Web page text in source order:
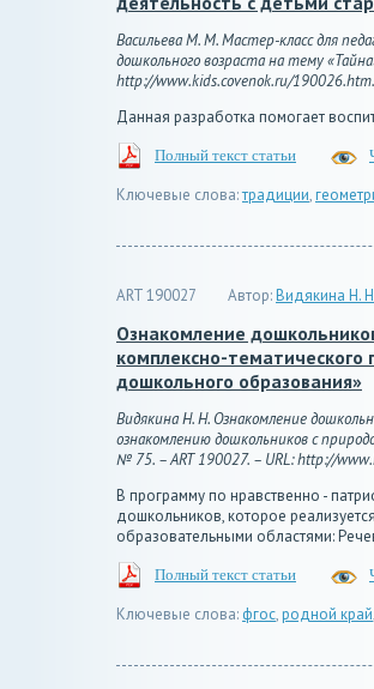
Васильева М. М. Мастер-класс для
дошкольного возраста на тему
http://www.kids.covenok.ru/
Данная разработка помогает
Полный текст статьи
Ключевые слова:традиции,
ART 190027 Автор:Видякина Н.
Ознакомление
комплексно-
дошкольного образования»
Видякина Н. Н. Ознакомление
ознакомлению дошкольников с
№ 75. – ART 190027. – URL: http://
В программу по нравственно -
дошкольников, которое
образовательными областями:
Полный текст статьи
Ключевые слова: фгос,родной край,